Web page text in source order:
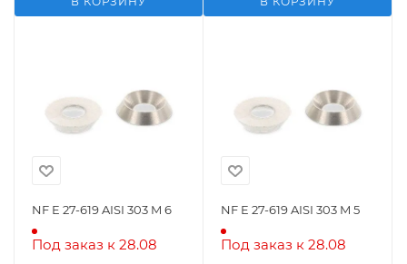
NF E 27-619 AISI 303 M 6
Под заказ к 28.08
NF E 27-619 AISI 303 M 5
Под заказ к 28.08